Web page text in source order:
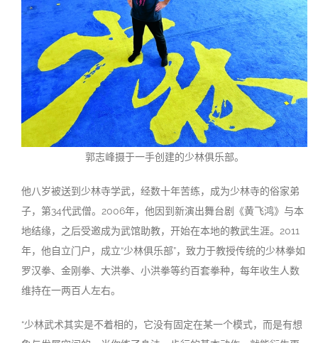
郭志峰摄于一手创建的少林俱乐部。
他八岁被送到少林寺学武，经数十年苦练，成为少林寺的俗家弟
子，第34代武僧。2006年，他因到新演出舞台剧 《黄飞鸿》与本
地结缘，之后受邀成为武馆助教，开始在本地的教武生涯。2011
年，他自立门户，成立“少林俱乐部”，致力于教授传统的少林拳如
罗汉拳、金刚拳、大洪拳、小洪拳等约百套拳种，每年收生人数
维持在一两百人左右。
“少林武术其实是不着相的，它没有固定在某一个模式，而是有想